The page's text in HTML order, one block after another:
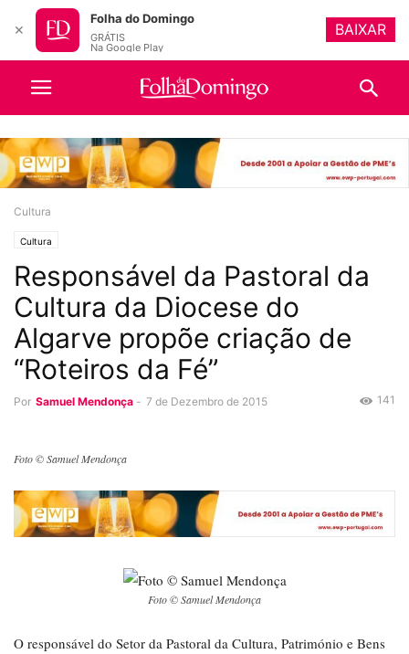
Cultura
Cultura
Responsável da Pastoral da
Cultura da Diocese do
Algarve propõe criação de
“Roteiros da Fé”
Por Samuel Mendonça - 7 de Dezembro de 2015 141
Foto © Samuel Mendonça
Foto © Samuel Mendonça
O responsável do Setor da Pastoral da Cultura, Património e Bens
✕
Folha do Domingo
GRÁTIS
Na Google Play
BAIXAR